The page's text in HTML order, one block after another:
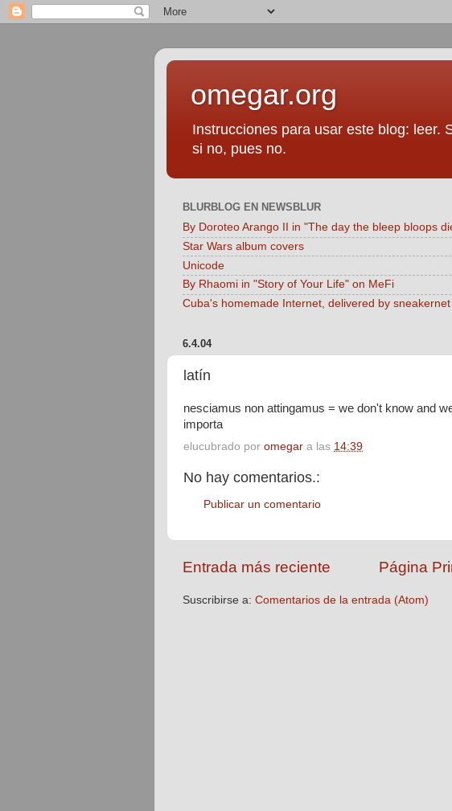
omegar.org
Instrucciones para usar este blog: leer.
si no, pues no.
BLURBLOG EN NEWSBLUR
By Doroteo Arango II in "The day the bleep bloops
Star Wars album covers
Unicode
By Rhaomi in "Story of Your Life" on MeFi
Cuba's homemade Internet, delivered by sneakernet
6.4.04
latín
nesciamus non attingamus = we don't know and
importa
elucubrado por omegar a las 14:39
No hay comentarios.:
Publicar un comentario
Entrada más reciente Página
Suscribirse a: Comentarios de la entrada (Atom)